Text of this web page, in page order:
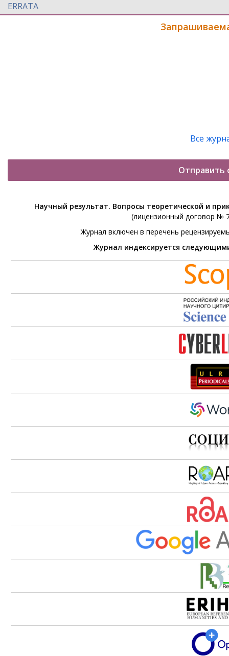
ERRATA
Все
Отправить
Научный результат. Вопросы теоретической и
(лицензионный договор №
Журнал включен в перечень
Журнал индексируется